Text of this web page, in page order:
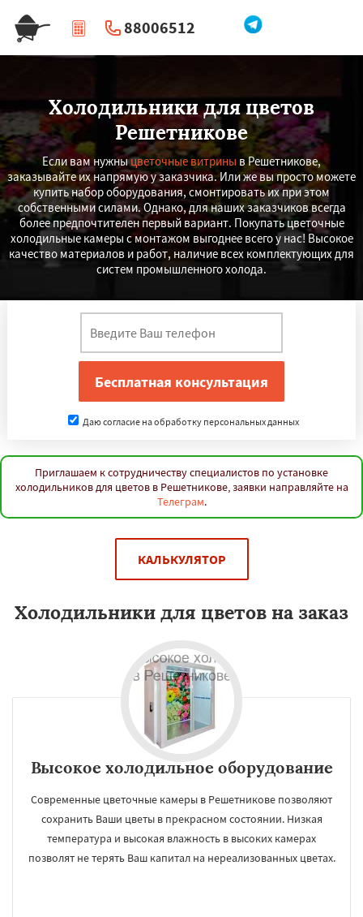
88006512
| Перезвоните мне
Холодильники для цветов
Решетникове
Если вам нужныцветочные витрины в Решетникове,
заказывайте их напрямую у заказчика. Или же вы просто можете
купить набор оборудования, смонтировать их при этом
собственными силами. Однако, для наших заказчиков всегда
более предпочтителен первый вариант. Покупать цветочные
холодильные камеры с монтажом выгоднее всего у нас! Высокое
качество материалов и работ, наличие всех комплектующих для
систем промышленного холода.
Даю согласие на обработку персональных данных
Приглашаем к сотрудничеству специалистов по установке
холодильников для цветов в Решетникове, заявки направляйте на
Телеграм.
КАЛЬКУЛЯТОР
Холодильники для цветов на заказ
Высокое холодильное оборудование
Современные цветочные камеры в Решетникове позволяют
сохранить Ваши цветы в прекрасном состоянии. Низкая
температура и высокая влажность в высоких камерах
позволят не терять Ваш капитал на нереализованных цветах.